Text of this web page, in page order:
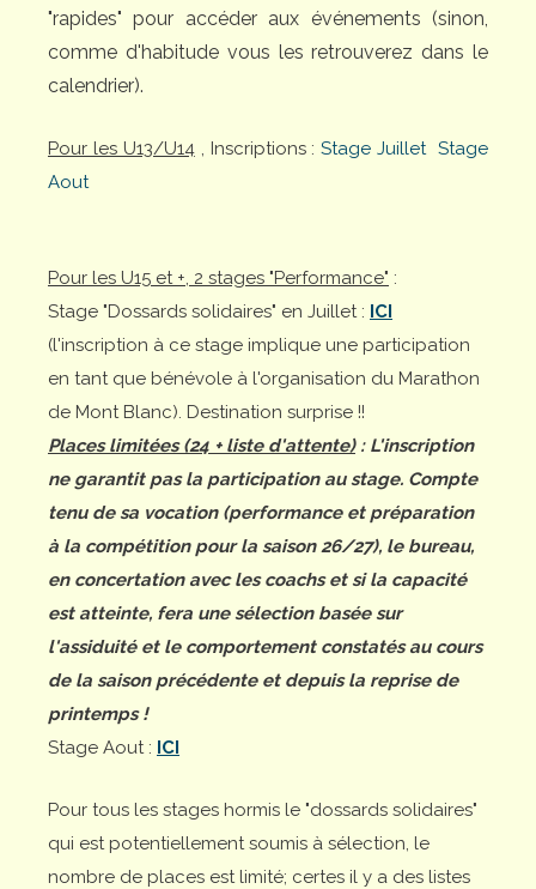
"rapides" pour accéder aux événements (sinon,
comme d'habitude vous les retrouverez dans le
calendrier).
Pour les U13/U14, Inscriptions :Stage Juillet Stage
Aout
Pour les U15 et +, 2 stages "Performance" :
Stage "Dossards solidaires" en Juillet : ICI
(l'inscription à ce stage implique une participation
en tant que bénévole à l'organisation du Marathon
de Mont Blanc). Destination surprise !!
Places limitées (24 + liste d'attente): L'inscription
ne garantit pas la participation au stage. Compte
tenu de sa vocation (performance et préparation
à la compétition pour la saison 26/27), le bureau,
en concertation avec les coachs et si la capacité
est atteinte, fera une sélection basée sur
l'assiduité et le comportement constatés au cours
de la saison précédente et depuis la reprise de
printemps !
Stage Aout : ICI
Pour tous les stages hormis le "dossards solidaires"
qui est potentiellement soumis à sélection, le
nombre de places est limité; certes il y a des listes